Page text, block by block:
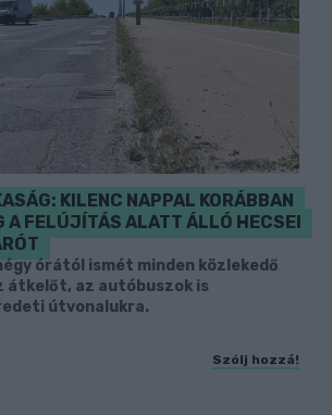
KILENC NAPPAL KORÁBBAN
A FELÚJÍTÁS ALATT ÁLLÓ HECSEI
órától ismét minden közlekedő
átkelőt, az autóbuszok is
útvonalukra.
Szólj hozzá!